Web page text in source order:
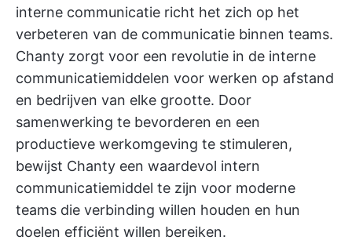
interne communicatie richt het zich op het
verbeteren van de communicatie binnen teams.
Chanty zorgt voor een revolutie in de interne
communicatiemiddelen voor werken op afstand
en bedrijven van elke grootte. Door
samenwerking te bevorderen en een
productieve werkomgeving te stimuleren,
bewijst Chanty een waardevol intern
communicatiemiddel te zijn voor moderne
teams die verbinding willen houden en hun
doelen efficiënt willen bereiken.